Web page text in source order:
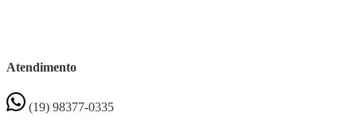
Atendimento
(19) 98377-0335